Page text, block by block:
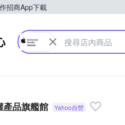
招商App下載
Yahoo購物中心
品旗艦館